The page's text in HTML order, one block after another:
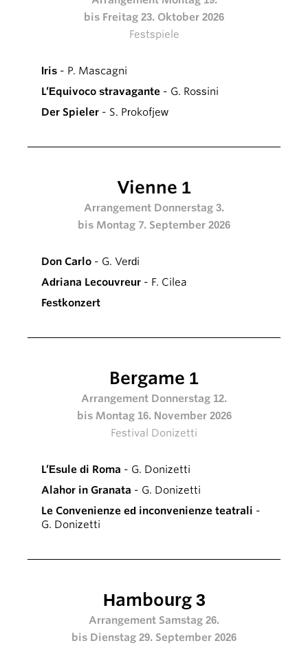
bis Freitag 23. Oktober 2026
Festspiele
Iris - P. Mascagni
L’Equivoco stravagante - G. Rossini
Der Spieler - S. Prokofjew
Vienne 1
Arrangement Donnerstag 3.
bis Montag 7. September 2026
Don Carlo - G. Verdi
Adriana Lecouvreur - F. Cilea
Festkonzert
Bergame 1
Arrangement Donnerstag 12.
bis Montag 16. November 2026
Festival Donizetti
L’Esule di Roma - G. Donizetti
Alahor in Granata - G. Donizetti
Le Convenienze ed inconvenienze teatrali -
G. Donizetti
Hambourg 3
Arrangement Samstag 26.
bis Dienstag 29. September 2026